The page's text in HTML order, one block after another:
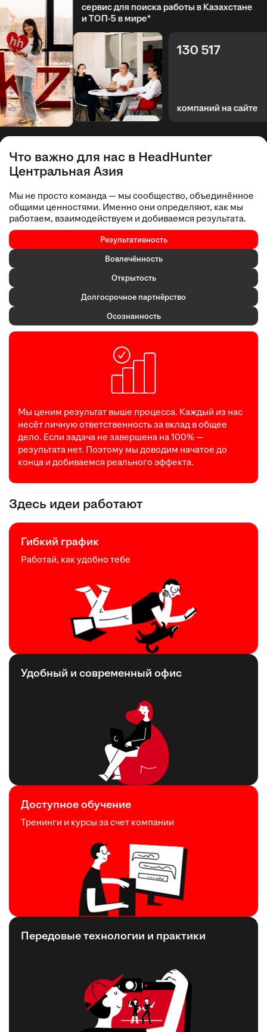
сервис для поиска работы в Казахстане
и ТОП-5 в мире*
130 517
компаний на сайте
Что важно для нас в HeadHunter
Центральная Азия
Мы не просто команда — мы сообщество, объединённое
общими ценностями. Именно они определяют, как мы
работаем, взаимодействуем и добиваемся результата.
Результативность
Вовлечённость
Открытость
Долгосрочное партнёрство
Осознанность
Мы ценим результат выше процесса. Каждый из нас
несёт личную ответственность за вклад в общее
дело. Если задача не завершена на 100% —
результата нет. Поэтому мы доводим начатое до
конца и добиваемся реального эффекта.
Здесь идеи работают
Гибкий график
Работай, как удобно тебе
Удобный и современный офис
Доступное обучение
Тренинги и курсы за счет компании
Передовые технологии и практики